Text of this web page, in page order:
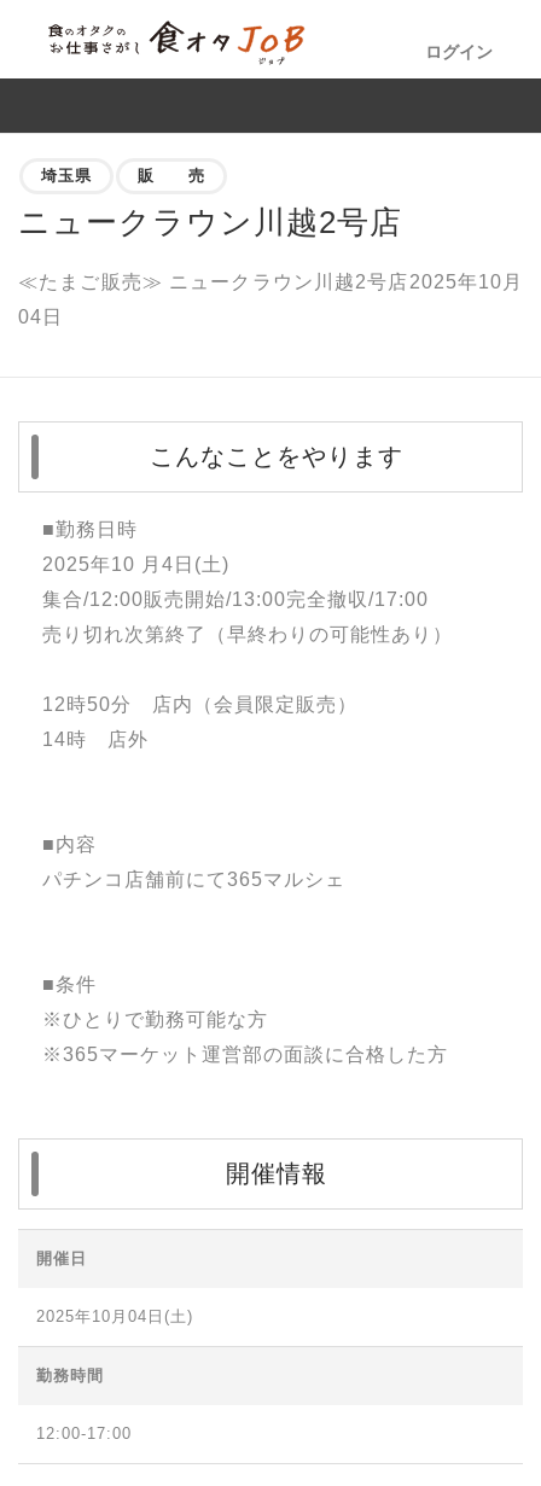
ログイン
埼玉県 販 売
ニュークラウン川越2号店
≪たまご販売≫ ニュークラウン川越2号店2025年10月
04日
こんなことをやります
■勤務日時
2025年10 月4日(土)
集合/12:00販売開始/13:00完全撤収/17:00
売り切れ次第終了（早終わりの可能性あり）
12時50分 店内（会員限定販売）
14時 店外
■内容
パチンコ店舗前にて365マルシェ
■条件
※ひとりで勤務可能な方
※365マーケット運営部の面談に合格した方
開催情報
開催日
2025年10月04日(土)
勤務時間
12:00-17:00